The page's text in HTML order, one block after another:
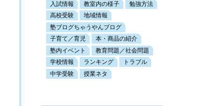
入試情報
教室内の様子
勉強方法
高校受験
地域情報
塾ブログちゃうやんブログ
子育て／育児
本・商品の紹介
塾内イベント
教育問題／社会問題
学校情報
ランキング
トラブル
中学受験
授業ネタ